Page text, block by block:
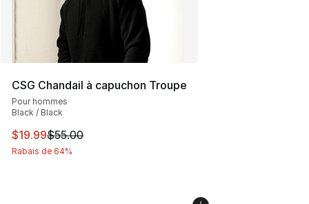
CSG Chandail à capuchon Troupe
Pour hommes
Black / Black
Cet article est en solde. Le prix est passé de $55.00 à
$19.99$55.00
Rabais de 64%